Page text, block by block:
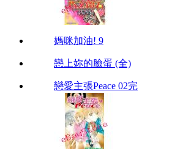
媽咪加油! 9
戀上妳的臉蛋 (全)
戀愛主張Peace 02完